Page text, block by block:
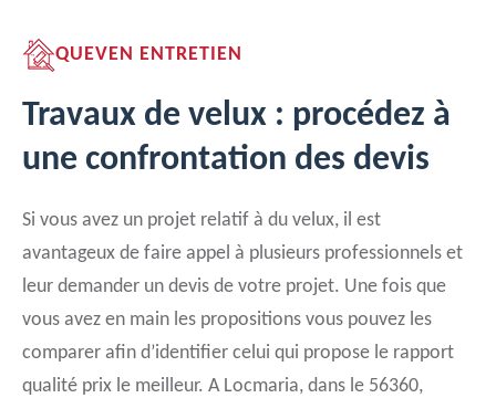
QUEVEN ENTRETIEN
Travaux de velux : procédez à
une confrontation des devis
Si vous avez un projet relatif à du velux, il est
avantageux de faire appel à plusieurs professionnels et
leur demander un devis de votre projet. Une fois que
vous avez en main les propositions vous pouvez les
comparer afin d’identifier celui qui propose le rapport
qualité prix le meilleur. A Locmaria, dans le 56360,